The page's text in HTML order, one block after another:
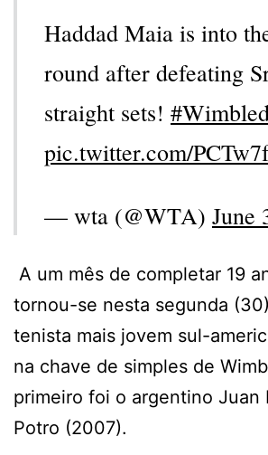
Haddad Maia is into
round after defeating
straight sets!
pic.twitter.com/
— wta (@WTA) June
A um mês de completar 19
tornou-se nesta segunda
tenista mais jovem sul-
na chave de simples de
primeiro foi o argentino Juan
Potro (2007).